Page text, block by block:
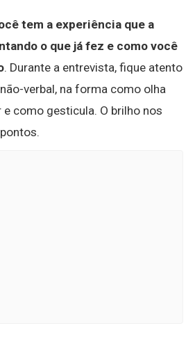
tem a experiência que a
o que já fez e como você
. Durante a entrevista, fique atento
verbal, na forma como olha
como gesticula. O brilho nos